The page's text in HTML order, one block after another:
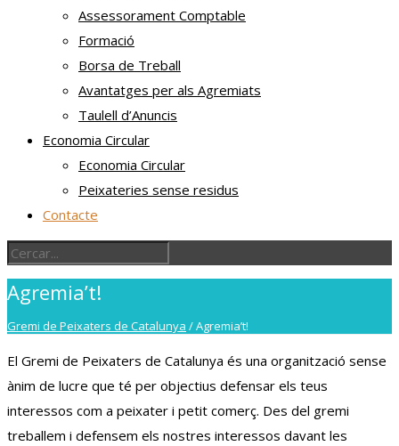
Assessorament Comptable
Formació
Borsa de Treball
Avantatges per als Agremiats
Taulell d’Anuncis
Economia Circular
Economia Circular
Peixateries sense residus
Contacte
Agremia’t!
Gremi de Peixaters de Catalunya /Agremia’t!
El Gremi de Peixaters de Catalunya és una organització sense
ànim de lucre que té per objectius defensar els teus
interessos com a peixater i petit comerç. Des del gremi
treballem i defensem els nostres interessos davant les